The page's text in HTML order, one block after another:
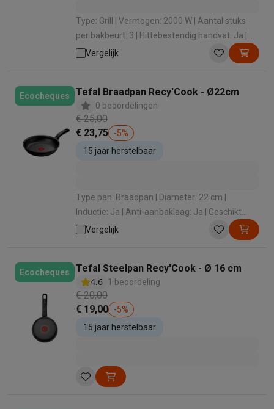
Type: Grill | Vermogen: 2000 W | Aantal stuks
per bakbeurt: 3 | Hittebestendig handvat: Ja |
Anti-aanbaklaag: Ja
Vergelijk
Ecocheques Tefal Braadpan Recy'Cook - Ø22cm
0 beoordelingen
€ 25,00
€ 23,75
-5%
15 jaar herstelbaar
Type pan: Braadpan | Diameter: 22 cm |
Inductie: Ja | Anti-aanbaklaag: Ja | Geschikt
voor vaatwasmachine: Ja
Vergelijk
Ecocheques
Tefal Steelpan Recy'Cook - Ø 16 cm
4.6 1 beoordeling
€ 20,00
€ 19,00
-5%
15 jaar herstelbaar